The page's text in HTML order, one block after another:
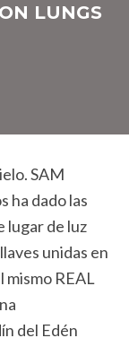
LUNGS
SAM
ha dado las
lugar de luz
unidas en
mismo REAL
del Edén